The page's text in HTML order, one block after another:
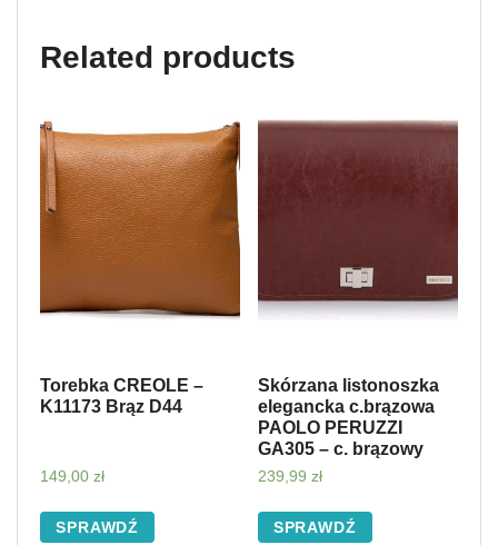
Related products
Torebka CREOLE –
K11173 Brąz D44
149,00 zł
SPRAWDŹ
Skórzana listonoszka
elegancka c.brązowa
PAOLO PERUZZI
GA305 – c. brązowy
239,99 zł
SPRAWDŹ